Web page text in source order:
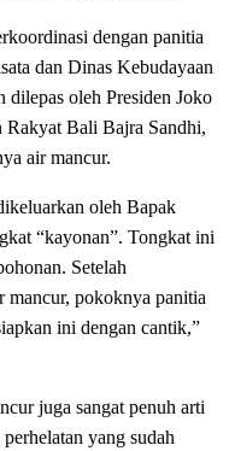
dengan panitia
dan Dinas Kebudayaan
oleh Presiden Joko
Rakyat Bali Bajra Sandhi,
air mancur.
oleh Bapak
“kayonan”. Tongkat ini
Setelah
mancur, pokoknya panitia
ini dengan cantik,”
juga sangat penuh arti
yang sudah